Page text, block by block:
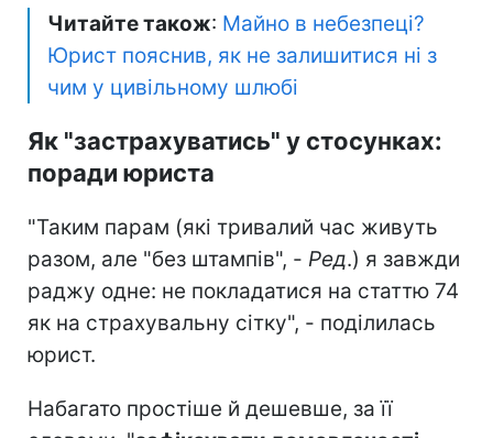
Читайте також: Майно в небезпеці?
Юрист пояснив, як не залишитися ні з
чим у цивільному шлюбі
Як "застрахуватись" у стосунках:
поради юриста
"Таким парам (які тривалий час живуть
разом, але "без штампів", - Ред.) я завжди
раджу одне: не покладатися на статтю 74
як на страхувальну сітку", - поділилась
юрист.
Набагато простіше й дешевше, за її